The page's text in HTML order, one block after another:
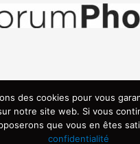
des cookies pour vous
notre site web. Si vous
que vous en êtes
confidentialité